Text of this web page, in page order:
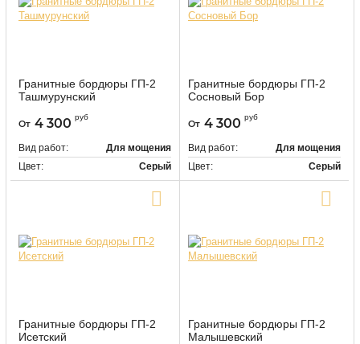
Гранитные бордюры ГП-2
Ташмурунский
От 4 300 руб
Вид работ:
Для мощения
Цвет:
Серый
Гранитные бордюры ГП-2
Сосновый Бор
От 4 300 руб
Вид работ:
Для мощения
Цвет:
Серый
Гранитные бордюры ГП-2
Исетский
Гранитные бордюры ГП-2
Малышевский